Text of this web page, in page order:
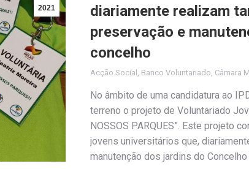
2021
diariamente realizam
preservação e
concelho
Acção Social , Banco Voluntariado, Câmara
No âmbito de uma candidatura ao
terreno o projeto de Voluntariado
NOSSOS PARQUES”. Este projeto
jovens universitários que,
manutenção dos jardins do